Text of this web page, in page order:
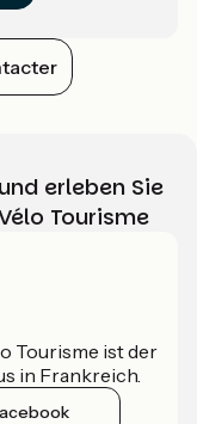
erleben Sie
Tourisme
Tourisme ist der
in Frankreich.